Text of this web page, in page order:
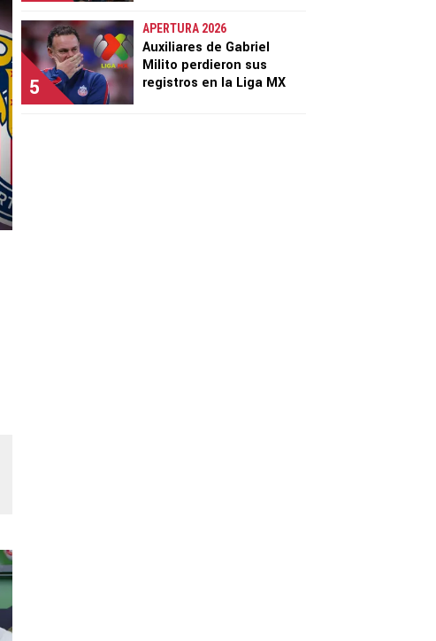
5
APERTURA 2026
Auxiliares de Gabriel
Milito perdieron sus
registros en la Liga MX